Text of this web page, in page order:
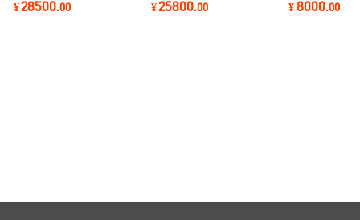
500角度铣头90度横铣头
¥28500.00
AGBU-BT40 BT50
¥25800.00
增压虎钳铣床平
¥8000.00